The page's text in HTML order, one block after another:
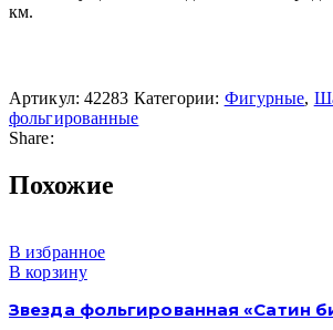
км.
Артикул: 42283 Категории: Фигурные,
фольгированные
Share:
Похожие
В избранное
В корзину
Звезда фольгированная «Сатин